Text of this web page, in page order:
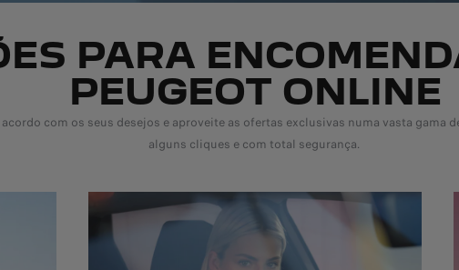
PARA
PEUGEOT ONLINE
acordo com os seus desejos e aproveite as ofertas exclusivas numa vasta gama
alguns cliques e com total segurança.